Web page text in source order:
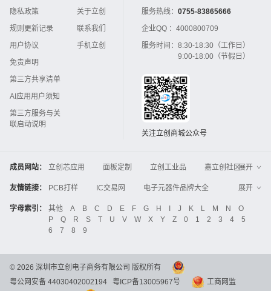
隐私政策
规则更新记录
用户协议
免责声明
第三方共享清单
AI应用用户须知
第三方服务与关
联启动说明
关于立创
联系我们
手机立创
服务热线： 0755-83865666
企业QQ ： 4000800709
服务时间： 8:30-18:30（工作日）
9:00-18:00（节假日）
关注立创商城公众号
成员网站： 立创芯应用 面板定制 立创工业品
嘉立创社区
3D打印
嘉立创FPC 嘉立创PCB
嘉立创FA
Global Website LCSC
ZXHPCB
展开
友情链接： PCB打样 IC交易网
电子元器件品牌大全
中国IC网
智能电网 机电设备
电子工程网
晶振
电子技术应用 21icsearch
电子展
工业品采购
IC电子网 锂电池
集成灶
中国机床商务网
DFRobot开源硬件商城
展开
字母索引： 其他 A B C D E F G H I J K L M N
O
P
Q R S T U V W X Y Z 0 1 2 3 4
5
6
7 8 9
© 2026 深圳市立创电子商务有限公司 版权所有
粤公网安备 44030402002194
粤ICP备13005967号
工商网监